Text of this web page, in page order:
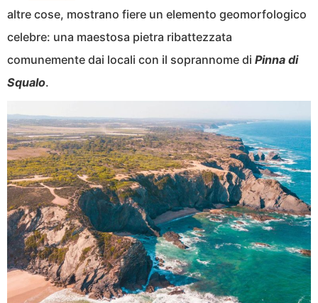
altre cose, mostrano fiere un elemento geomorfologico
celebre: una maestosa pietra ribattezzata
comunemente dai locali con il soprannome di Pinna di
Squalo.